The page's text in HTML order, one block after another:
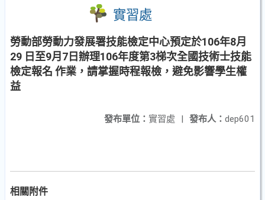
實習處
勞動部勞動力發展署技能檢定中心預定於106年8月
29 日至9月7日辦理106年度第3梯次全國技術士技能
檢定報名 作業，請掌握時程報檢，避免影響學生權
益
發布人： dep601
發布單位： 實習處 |
相關附件